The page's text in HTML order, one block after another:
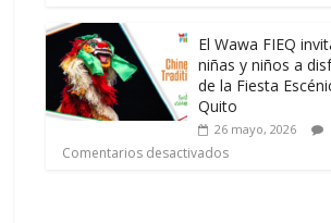
El Wawa FIEQ
niñas y niños a
de la Fiesta
Quito
26 mayo, 2026
Comentarios desactivados